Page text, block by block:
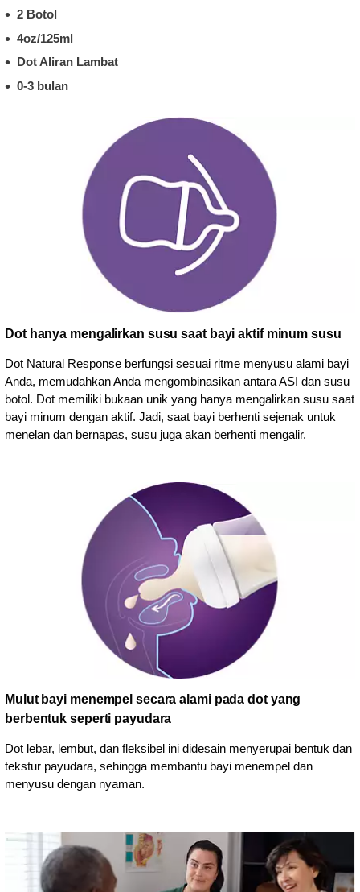
2 Botol
4oz/125ml
Dot Aliran Lambat
0-3 bulan
Dot hanya mengalirkan susu saat bayi aktif minum susu
Dot Natural Response berfungsi sesuai ritme menyusu alami bayi
Anda, memudahkan Anda mengombinasikan antara ASI dan susu
botol. Dot memiliki bukaan unik yang hanya mengalirkan susu saat
bayi minum dengan aktif. Jadi, saat bayi berhenti sejenak untuk
menelan dan bernapas, susu juga akan berhenti mengalir.
Mulut bayi menempel secara alami pada dot yang
berbentuk seperti payudara
Dot lebar, lembut, dan fleksibel ini didesain menyerupai bentuk dan
tekstur payudara, sehingga membantu bayi menempel dan
menyusu dengan nyaman.